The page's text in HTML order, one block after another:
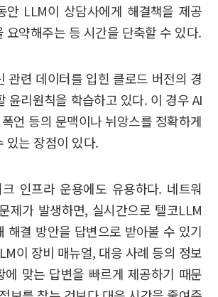
안 LLM이 상담사에게 해결책을 제공
요약해주는 등 시간을 단축할 수 있다.
관련 데이터를 입힌 클로드 버전의 경
윤리원칙을 학습하고 있다. 이 경우 AI
언 등의 문맥이나 뉘앙스를 정확하게
있는 장점이 있다.
인프라 운용에도 유용하다. 네트워
제가 발생하면, 실시간으로 텔코LLM
해결 방안을 답변으로 받아볼 수 있기
이 장비 매뉴얼, 대응 사례 등의 정보
에 맞는 답변을 빠르게 제공하기 때문